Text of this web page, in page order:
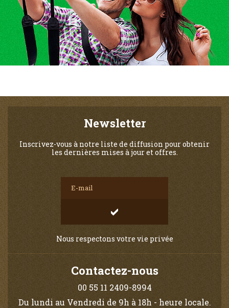
Newsletter
Inscrivez-vous à notre liste de diffusion pour obtenir
les dernières mises à jour et offres.
Nous respectons votre vie privée
Contactez-nous
00 55 11 2409-8994
Du lundi au Vendredi de 9h à 18h - heure locale.